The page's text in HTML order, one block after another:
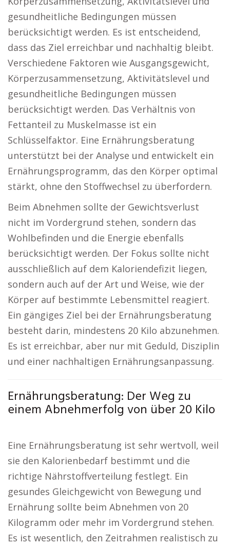
gesundheitliche Bedingungen müssen
berücksichtigt werden. Es ist entscheidend,
dass das Ziel erreichbar und nachhaltig bleibt.
Verschiedene Faktoren wie Ausgangsgewicht,
Körperzusammensetzung, Aktivitätslevel und
gesundheitliche Bedingungen müssen
berücksichtigt werden. Das Verhältnis von
Fettanteil zu Muskelmasse ist ein
Schlüsselfaktor. Eine Ernährungsberatung
unterstützt bei der Analyse und entwickelt ein
Ernährungsprogramm, das den Körper optimal
stärkt, ohne den Stoffwechsel zu überfordern.
Beim Abnehmen sollte der Gewichtsverlust
nicht im Vordergrund stehen, sondern das
Wohlbefinden und die Energie ebenfalls
berücksichtigt werden. Der Fokus sollte nicht
ausschließlich auf dem Kaloriendefizit liegen,
sondern auch auf der Art und Weise, wie der
Körper auf bestimmte Lebensmittel reagiert.
Ein gängiges Ziel bei der Ernährungsberatung
besteht darin, mindestens 20 Kilo abzunehmen.
Es ist erreichbar, aber nur mit Geduld, Disziplin
und einer nachhaltigen Ernährungsanpassung.
Ernährungsberatung: Der Weg zu
einem Abnehmerfolg von über 20 Kilo
Eine Ernährungsberatung ist sehr wertvoll, weil
sie den Kalorienbedarf bestimmt und die
richtige Nährstoffverteilung festlegt. Ein
gesundes Gleichgewicht von Bewegung und
Ernährung sollte beim Abnehmen von 20
Kilogramm oder mehr im Vordergrund stehen.
Es ist wesentlich, den Zeitrahmen realistisch zu